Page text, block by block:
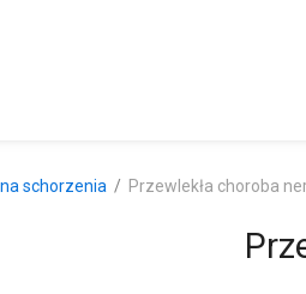
schorzenia Przewlekła choroba